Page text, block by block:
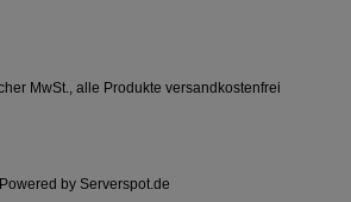
MwSt., alle Produkte versandkostenfrei
Powered by Serverspot.de